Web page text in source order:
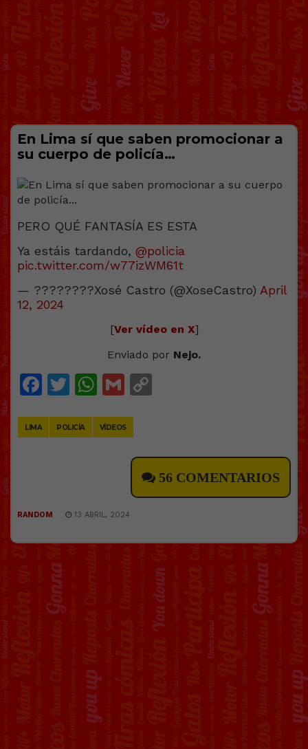
En Lima sí que saben promocionar a
su cuerpo de policía…
PERO QUÉ FANTASÍA ES ESTA
Ya estáis tardando, @policia
pic.twitter.com/w77izWM61t
— ????️‍????Xosé Castro (@XoseCastro) April
12, 2024
[Ver vídeo en X]
Enviado por Nejo.
Facebook
Twitter
WhatsApp
Gmail
LIMA POLICÍA VÍDEOS
56 COMENTARIOS
RANDOM 13 ABRIL, 2024